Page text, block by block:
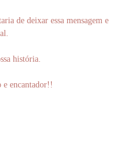
de deixar essa mensagem e
história.
e encantador!!